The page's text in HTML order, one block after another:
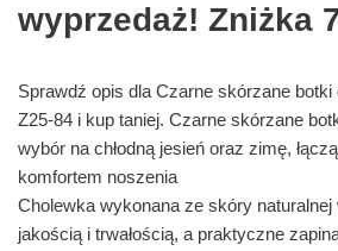
wyprzedaż! Zniżka
Sprawdź opis dla Czarne skórzane
Z25-84 i kup taniej. Czarne skórzane
wybór na chłodną jesień oraz zimę,
komfortem noszenia
Cholewka wykonana ze skóry
jakością i trwałością, a praktyczne